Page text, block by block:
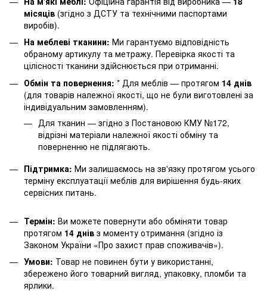
місяців (згідно з ДСТУ та технічними паспортами
виробів).
На меблеві тканини: Ми гарантуємо відповідність
обраному артикулу та метражу. Перевірка якості та
цілісності тканини здійснюється при отриманні.
Обмін та повернення: * Для меблів — протягом 14 днів
(для товарів належної якості, що не були виготовлені за
індивідуальним замовленням).
Для тканин — згідно з Постановою КМУ №172,
відрізні матеріали належної якості обміну та
поверненню не підлягають.
Підтримка: Ми залишаємось на зв'язку протягом усього
терміну експлуатації меблів для вирішення будь-яких
сервісних питань.
Термін: Ви можете повернути або обміняти товар
протягом 14 днів з моменту отримання (згідно із
Законом України «Про захист прав споживачів»).
Умови: Товар не повинен бути у використанні,
збережено його товарний вигляд, упаковку, пломби та
ярлики.